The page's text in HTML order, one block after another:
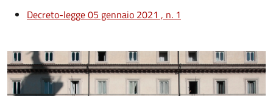
Decreto-legge 05 gennaio 2021 , n. 1